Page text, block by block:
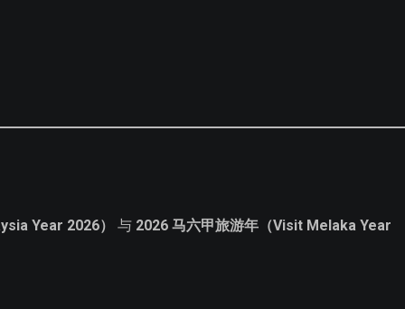
Year 2026） 与 2026 马六甲旅游年（Visit Melaka Year